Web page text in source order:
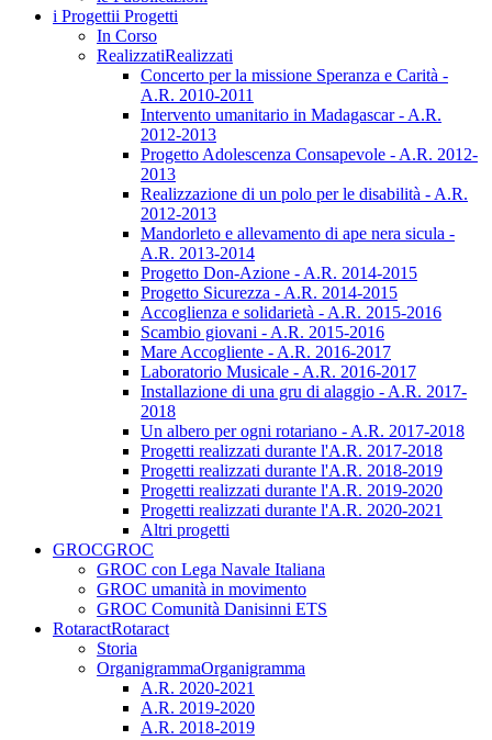
i Progettii Progetti
In Corso
RealizzatiRealizzati
Concerto per la missione Speranza e Carità -
A.R. 2010-2011
Intervento umanitario in Madagascar - A.R.
2012-2013
Progetto Adolescenza Consapevole - A.R. 2012-
2013
Realizzazione di un polo per le disabilità - A.R.
2012-2013
Mandorleto e allevamento di ape nera sicula -
A.R. 2013-2014
Progetto Don-Azione - A.R. 2014-2015
Progetto Sicurezza - A.R. 2014-2015
Accoglienza e solidarietà - A.R. 2015-2016
Scambio giovani - A.R. 2015-2016
Mare Accogliente - A.R. 2016-2017
Laboratorio Musicale - A.R. 2016-2017
Installazione di una gru di alaggio - A.R. 2017-
2018
Un albero per ogni rotariano - A.R. 2017-2018
Progetti realizzati durante l'A.R. 2017-2018
Progetti realizzati durante l'A.R. 2018-2019
Progetti realizzati durante l'A.R. 2019-2020
Progetti realizzati durante l'A.R. 2020-2021
Altri progetti
GROCGROC
GROC con Lega Navale Italiana
GROC umanità in movimento
GROC Comunità Danisinni ETS
RotaractRotaract
Storia
OrganigrammaOrganigramma
A.R. 2020-2021
A.R. 2019-2020
A.R. 2018-2019